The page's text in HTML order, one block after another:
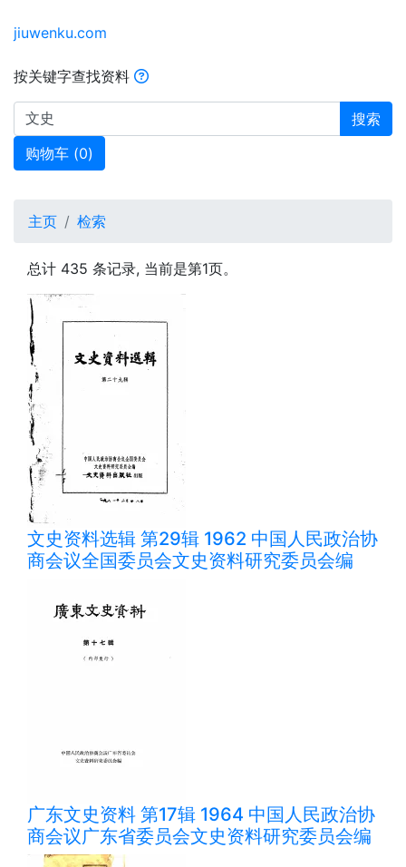
jiuwenku.com
按关键字查找资料
搜索
购物车 (0)
主页 检索
总计 435 条记录, 当前是第1页。
文史资料选辑 第29辑 1962 中国人民政治协
商会议全国委员会文史资料研究委员会编
广东文史资料 第17辑 1964 中国人民政治协
商会议广东省委员会文史资料研究委员会编